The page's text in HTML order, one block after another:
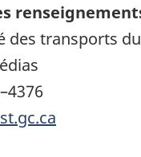
des transports